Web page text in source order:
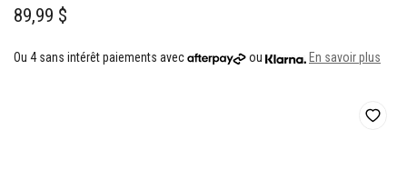
Vans
Old
89,99 $
Ou 4 sans intérêt paiements avec ou En savoir plus